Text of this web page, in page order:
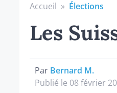
Accueil » Élections
Les
Par Bernard M.
Publié le 08 février